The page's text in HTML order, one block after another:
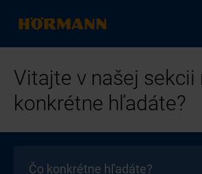
Vitajte v našej sekcii
konkrétne hľadáte?